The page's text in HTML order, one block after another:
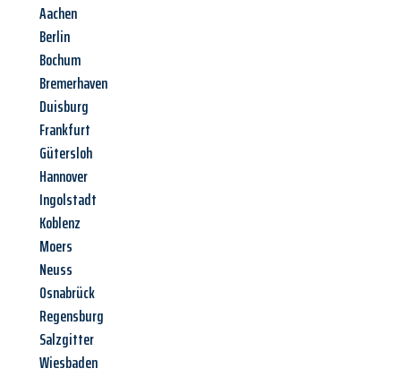
Aachen
Berlin
Bochum
Bremerhaven
Duisburg
Frankfurt
Gütersloh
Hannover
Ingolstadt
Koblenz
Moers
Neuss
Osnabrück
Regensburg
Salzgitter
Wiesbaden